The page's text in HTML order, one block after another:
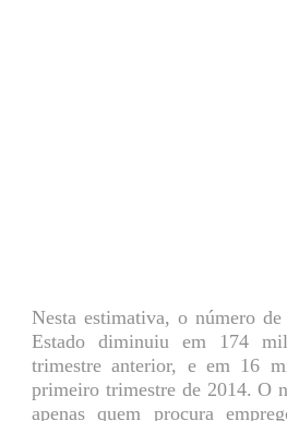
Nesta estimativa, o número de
Estado diminuiu em 174
trimestre anterior, e em 16
primeiro trimestre de 2014. O
apenas quem procura